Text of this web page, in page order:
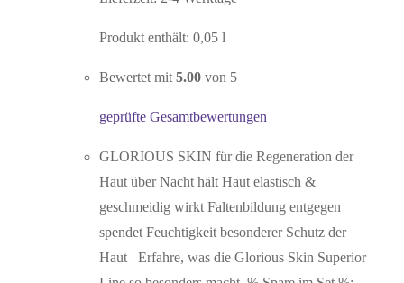
Produkt enthält: 0,05 l
Bewertet mit 5.00von 5
geprüfte Gesamtbewertungen
GLORIOUS SKIN für die Regeneration der
Haut über Nacht hält Haut elastisch &
geschmeidig wirkt Faltenbildung entgegen
spendet Feuchtigkeit besonderer Schutz der
Haut Erfahre, was die Glorious Skin Superior